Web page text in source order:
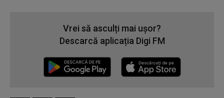
Vrei să asculți mai ușor?
Descarcă aplicația Digi FM